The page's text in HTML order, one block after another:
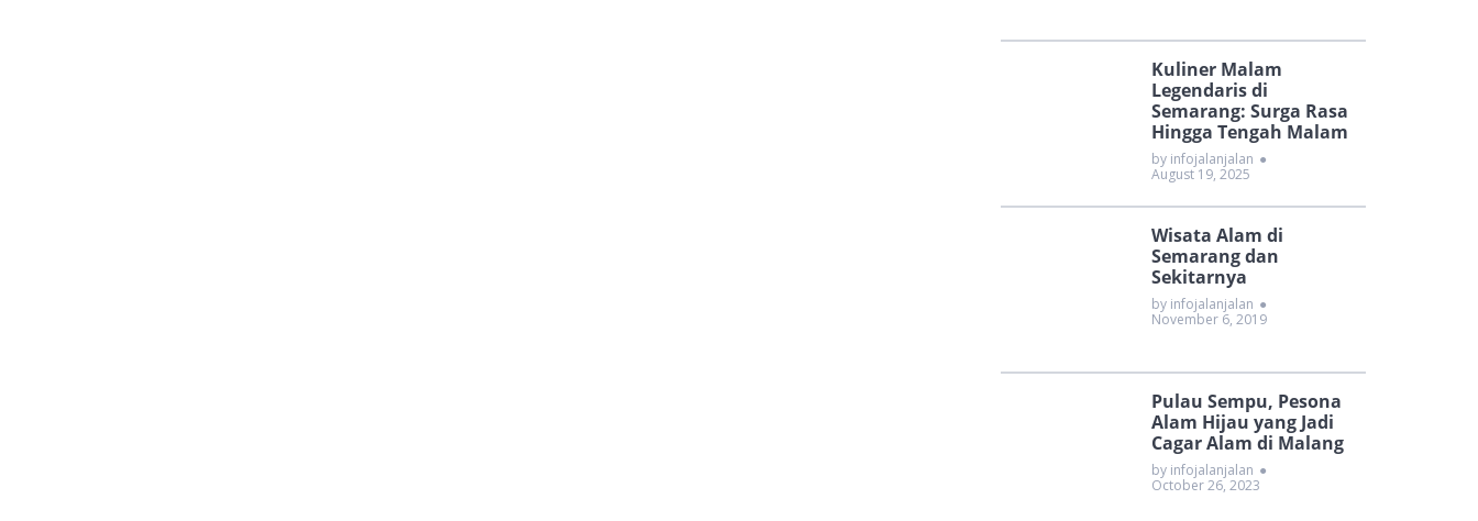
Kuliner Malam
Legendaris di
Semarang: Surga Rasa
Hingga Tengah Malam
by infojalanjalan ●
August 19, 2025
Wisata Alam di
Semarang dan
Sekitarnya
by infojalanjalan ●
November 6, 2019
Pulau Sempu, Pesona
Alam Hijau yang Jadi
Cagar Alam di Malang
by infojalanjalan ●
October 26, 2023